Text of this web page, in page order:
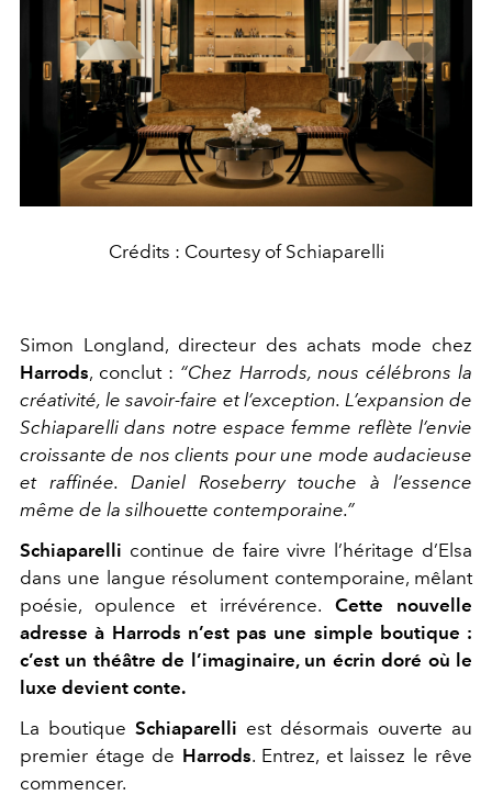
Crédits : Courtesy of Schiaparelli
Simon Longland, directeur des achats mode chez
Harrods, conclut : “Chez Harrods, nous célébrons la
créativité, le savoir-faire et l’exception. L’expansion de
Schiaparelli dans notre espace femme reflète l’envie
croissante de nos clients pour une mode audacieuse
et raffinée. Daniel Roseberry touche à l’essence
même de la silhouette contemporaine.”
Schiaparelli continue de faire vivre l’héritage d’Elsa
dans une langue résolument contemporaine, mêlant
poésie, opulence et irrévérence. Cette nouvelle
adresse à Harrods n’est pas une simple boutique :
c’est un théâtre de l’imaginaire, un écrin doré où le
luxe devient conte.
La boutique Schiaparelli est désormais ouverte au
premier étage de Harrods. Entrez, et laissez le rêve
commencer.